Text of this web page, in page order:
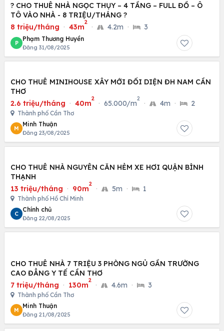
? CHO THUÊ NHÀ NGỌC THỤY – 4 TẦNG – FULL ĐỒ – Ô
TÔ VÀO NHÀ - 8 TRIỆU/THÁNG ?
8 triệu/tháng · 43m
2
· 4.2m · 3
P
Phạm Thương Huyền
Đăng 31/08/2025
CHO THUÊ MINIHOUSE XÂY MỚI ĐỐI DIỆN ĐH NAM CẦN
THƠ
2.6 triệu/tháng · 40m
2
· 65.000/m
2
· 4m · 2
Thành phố Cần Thơ
M
Minh Thuận
Đăng 23/08/2025
CHO THUÊ NHÀ NGUYÊN CĂN HẺM XE HƠI QUẬN BÌNH
THẠNH
13 triệu/tháng · 90m
2
· 5m · 1
Thành phố Hồ Chí Minh
C
Chính chủ
Đăng 22/08/2025
CHO THUÊ NHÀ 7 TRIỆU 3 PHÒNG NGỦ GẦN TRƯỜNG
CAO ĐẲNG Y TẾ CẦN THƠ
7 triệu/tháng · 130m
2
· 4.6m · 3
Thành phố Cần Thơ
M
Minh Thuận
Đăng 21/08/2025